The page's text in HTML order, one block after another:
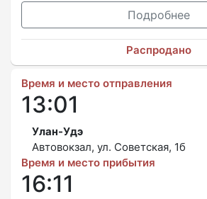
Подробнее
Распродано
Время и место отправления
13:01
Улан-Удэ
Автовокзал, ул. Советская, 1б
Время и место прибытия
16:11